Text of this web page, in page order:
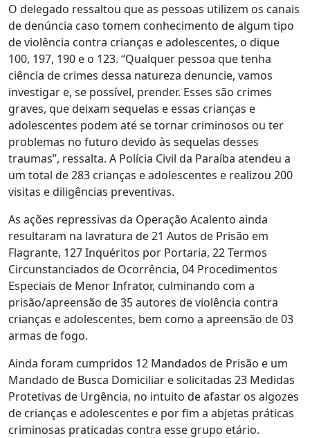
O delegado ressaltou que as pessoas utilizem os canais
de denúncia caso tomem conhecimento de algum tipo
de violência contra crianças e adolescentes, o dique
100, 197, 190 e o 123. “Qualquer pessoa que tenha
ciência de crimes dessa natureza denuncie, vamos
investigar e, se possível, prender. Esses são crimes
graves, que deixam sequelas e essas crianças e
adolescentes podem até se tornar criminosos ou ter
problemas no futuro devido às sequelas desses
traumas”, ressalta. A Polícia Civil da Paraíba atendeu a
um total de 283 crianças e adolescentes e realizou 200
visitas e diligências preventivas.
As ações repressivas da Operação Acalento ainda
resultaram na lavratura de 21 Autos de Prisão em
Flagrante, 127 Inquéritos por Portaria, 22 Termos
Circunstanciados de Ocorrência, 04 Procedimentos
Especiais de Menor Infrator, culminando com a
prisão/apreensão de 35 autores de violência contra
crianças e adolescentes, bem como a apreensão de 03
armas de fogo.
Ainda foram cumpridos 12 Mandados de Prisão e um
Mandado de Busca Domiciliar e solicitadas 23 Medidas
Protetivas de Urgência, no intuito de afastar os algozes
de crianças e adolescentes e por fim a abjetas práticas
criminosas praticadas contra esse grupo etário.